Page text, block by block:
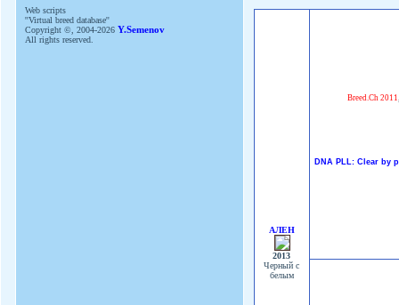
Web scripts
''Virtual breed database''
Copyright ©, 2004-2026 Y.Semenov
All rights reserved.
АЛЕН
2013
Черный с
белым
Breed.Ch 2011
DNA PLL: Clear by